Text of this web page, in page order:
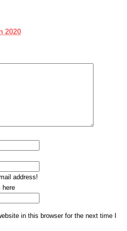
2020
address!
here
in this browser for the next time I